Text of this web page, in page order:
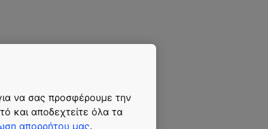
να σας προσφέρουμε την
και αποδεχτείτε όλα τα
απορρήτου μας.